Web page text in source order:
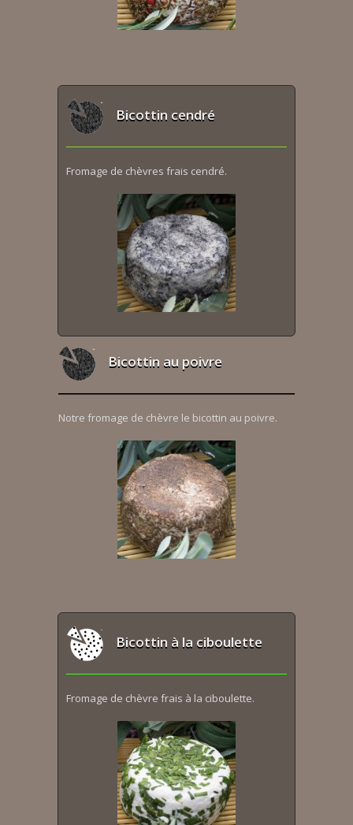
Bicottin cendré
Fromage de chèvres frais cendré.
Bicottin au poivre
Notre fromage de chèvre le bicottin au poivre.
Bicottin à la ciboulette
Fromage de chèvre frais à la ciboulette.